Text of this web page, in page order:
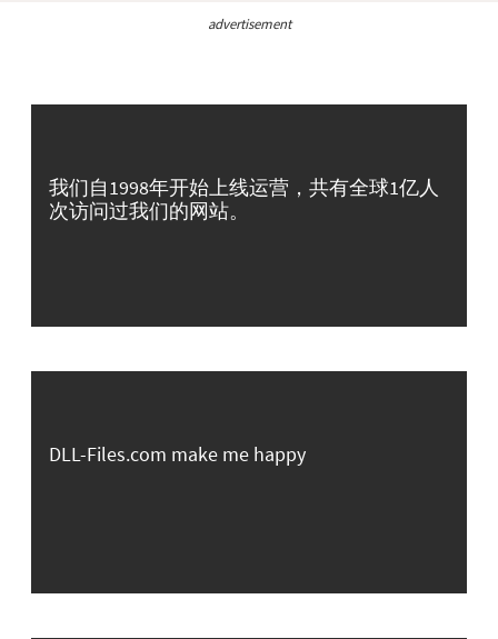
advertisement
我们自1998年开始上线运营，共有全球1亿人
次访问过我们的网站。
DLL-Files.com make me happy